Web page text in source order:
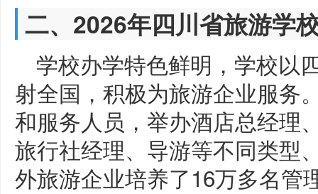
二、2026年四川省旅游学
学校办学特色鲜明，学校以
射全国，积极为旅游企业服务
和服务人员，举办酒店总经理
旅行社经理、导游等不同类型
外旅游企业培养了16万多名管